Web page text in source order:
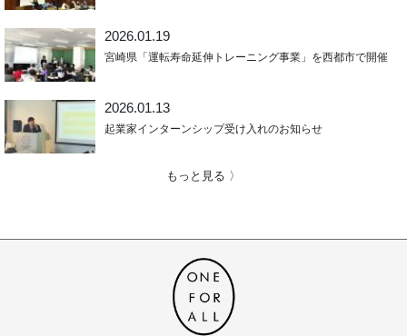
2026.01.19
宮崎県「運転寿命延伸トレーニング事業」を西都市で開催
2026.01.13
起業家インターンシップ受け入れのお知らせ
もっと見る 〉